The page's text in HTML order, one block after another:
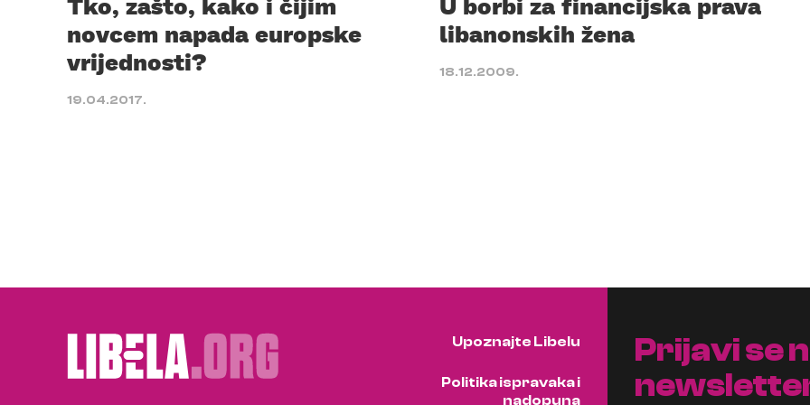
novcem napada europske
vrijednosti?
19.04.2017.
libanonskih žena
18.12.2009.
Upoznajte Libelu
Politika ispravaka i
nadopuna
Prijavi se